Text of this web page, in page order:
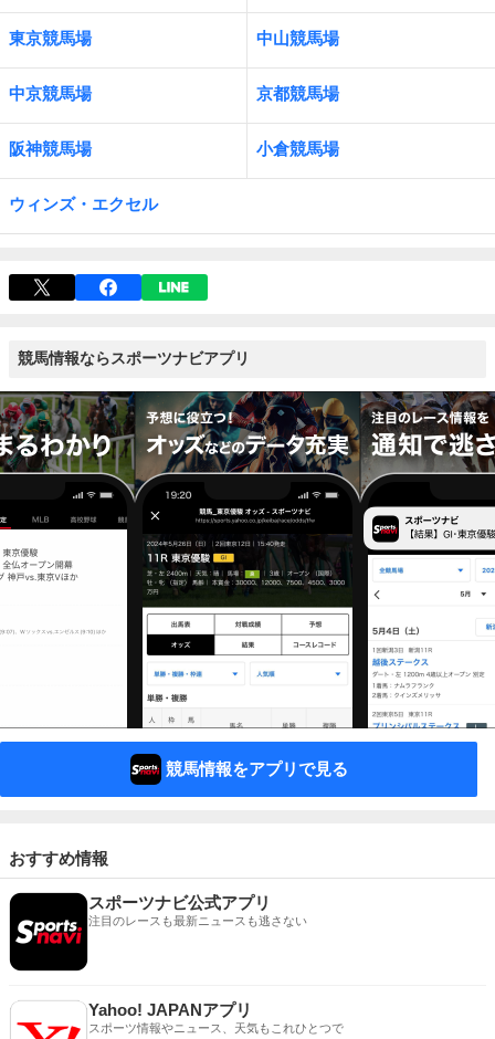
東京競馬場 中山競馬場
中京競馬場 京都競馬場
阪神競馬場 小倉競馬場
ウィンズ・エクセル
競馬情報ならスポーツナビアプリ
競馬情報をアプリで見る
おすすめ情報
スポーツナビ公式アプリ
注目のレースも最新ニュースも逃さない
Yahoo! JAPANアプリ
スポーツ情報やニュース、天気もこれひとつで